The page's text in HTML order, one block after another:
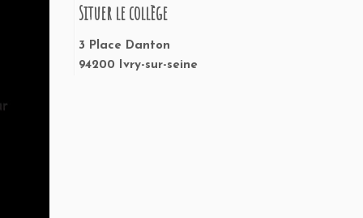
Situer le collège
3 Place Danton
94200 Ivry-sur-seine